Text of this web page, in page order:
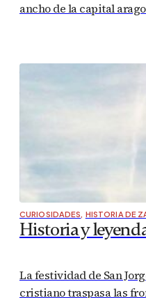
ancho de la capital
CURIOSIDADES, HISTORIA DE
Historia y
La festividad de San
cristiano traspasa las